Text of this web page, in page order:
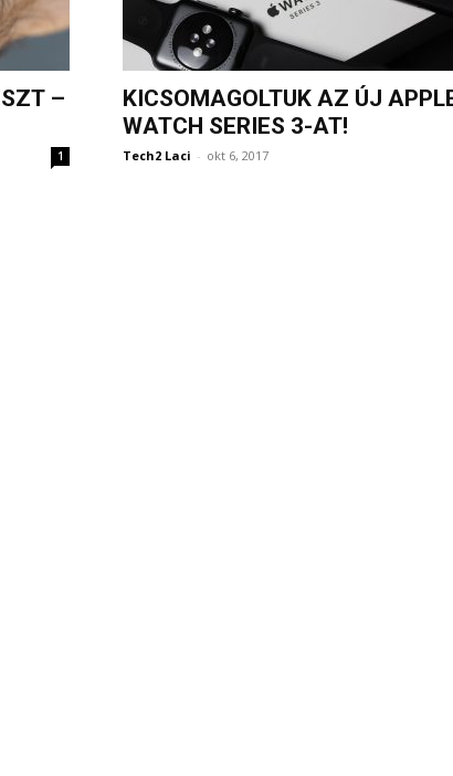
–
1
KICSOMAGOLTUK AZ ÚJ
WATCH SERIES 3-AT!
Tech2 Laci - okt 6, 2017